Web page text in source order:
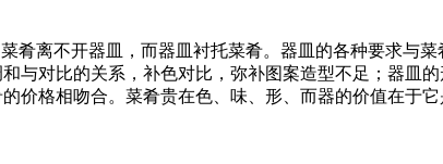
离不开器皿，而器皿衬托菜肴。器皿的各种要求与
与对比的关系，补色对比，弥补图案造型不足；器皿
价格相吻合。菜肴贵在色、味、形、而器的价值在于